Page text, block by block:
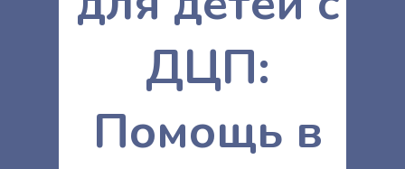
ДЦП:
Помощь в